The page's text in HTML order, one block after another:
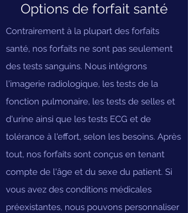
Options de forfait santé
Contrairement à la plupart des forfaits
santé, nos forfaits ne sont pas seulement
des tests sanguins. Nous intégrons
l'imagerie radiologique, les tests de la
fonction pulmonaire, les tests de selles et
d'urine ainsi que les tests ECG et de
tolérance à l'effort, selon les besoins. Après
tout, nos forfaits sont conçus en tenant
compte de l'âge et du sexe du patient. Si
vous avez des conditions médicales
préexistantes, nous pouvons personnaliser